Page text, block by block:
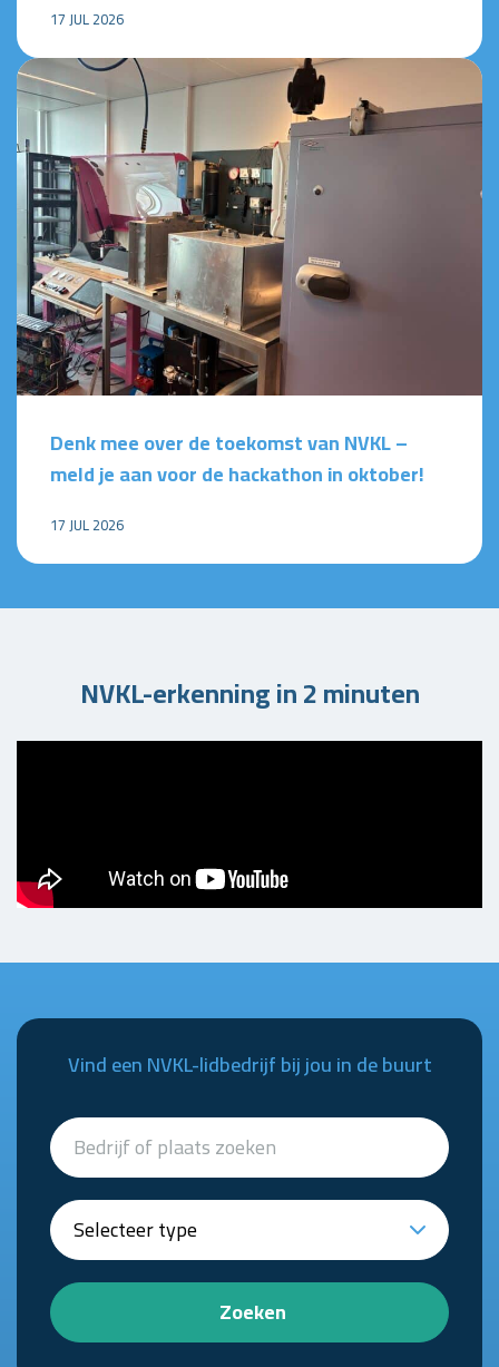
17 JUL 2026
Denk mee over de toekomst van NVKL –
meld je aan voor de hackathon in oktober!
17 JUL 2026
NVKL-erkenning in 2 minuten
Vind een NVKL-lidbedrijf bij jou in de buurt
Zoeken